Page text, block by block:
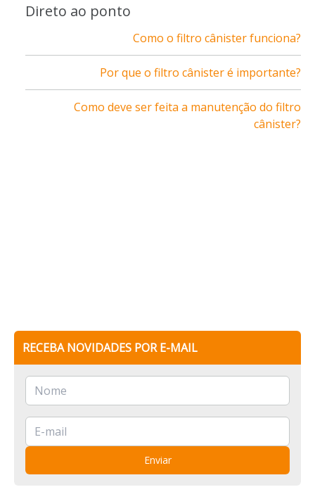
Direto ao ponto
Como o filtro cânister funciona?
Por que o filtro cânister é importante?
Como deve ser feita a manutenção do filtro
cânister?
RECEBA NOVIDADES POR E-MAIL
Enviar